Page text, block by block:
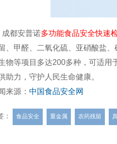
都安普诺多功能食品安全快速
、甲醛、二氧化硫、亚硝酸盐
物等项目多达200多种，可适用
助力，守护人民生命健康。
来源： 中国食品安全网
： 食品安全 重金属 农药残留